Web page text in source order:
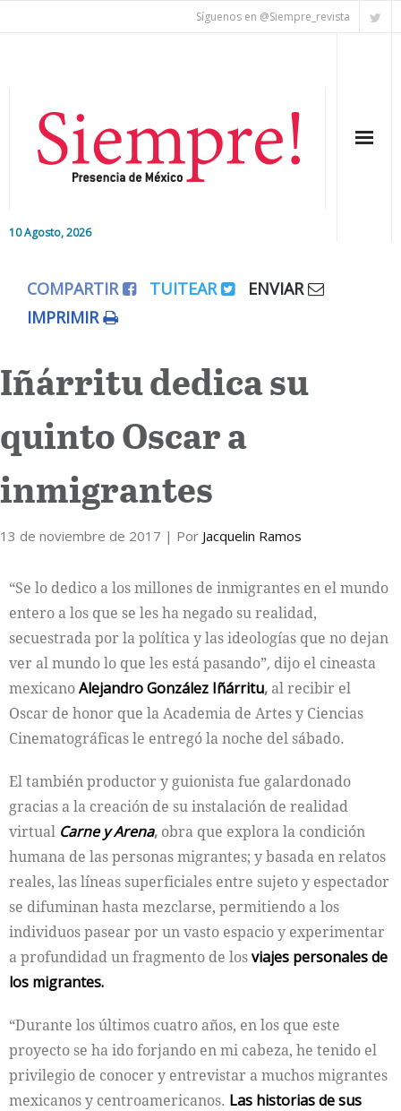
Síguenos en @Siempre_revista
10 Agosto, 2026
Editorial
Colaboradores
Internacional
Cultura
COMPARTIR TUITEAR
ENVIAR
IMPRIMIR
Iñárritu dedica su
quinto Oscar a
inmigrantes
13 de noviembre de 2017 | Por Jacquelin Ramos
“Se lo dedico a los millones de inmigrantes en el mundo
entero a los que se les ha negado su realidad,
secuestrada por la política y las ideologías que no dejan
ver al mundo lo que les está pasando”, dijo el cineasta
mexicanoAlejandro González Iñárritu, al recibir el
Oscar de honor que la Academia de Artes y Ciencias
Cinematográficas le entregó la noche del sábado.
El también productor y guionista fue galardonado
gracias a la creación de su instalación de realidad
virtual Carne y Arena, obra que explora la condición
humana de las personas migrantes; y basada en relatos
reales, las líneas superficiales entre sujeto y espectador
se difuminan hasta mezclarse, permitiendo a los
individuos pasear por un vasto espacio y experimentar
a profundidad un fragmento de losviajes personales de
los migrantes.
“Durante los últimos cuatro años, en los que este
proyecto se ha ido forjando en mi cabeza, he tenido el
privilegio de conocer y entrevistar a muchos migrantes
mexicanos y centroamericanos. Las historias de sus